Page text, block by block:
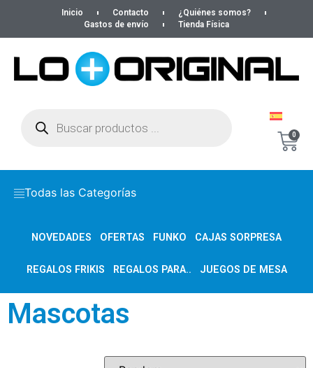
Inicio Contacto
¿Quiénes somos?
Gastos de envío
Tienda Física
0
Todas las Categorías
NOVEDADES OFERTAS FUNKO CAJAS SORPRESA
REGALOS FRIKIS REGALOS PARA.. JUEGOS DE MESA
Mascotas